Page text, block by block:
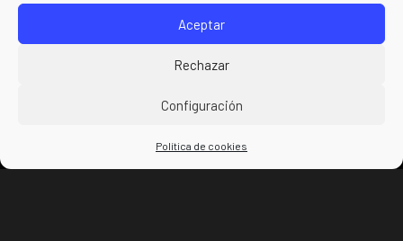
Aceptar
Rechazar
Configuración
Política de cookies